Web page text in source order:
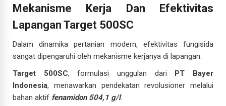
Mekanisme Kerja Dan Efektivitas
Lapangan Target 500SC
Dalam dinamika pertanian modern, efektivitas fungisida
sangat dipengaruhi oleh mekanisme kerjanya di lapangan.
Target 500SC, formulasi unggulan dari PT Bayer
Indonesia, menawarkan pendekatan revolusioner melalui
bahan aktif fenamidon 504,1 g/l.